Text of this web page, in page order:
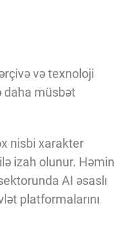
və texnoloji
daha müsbət
nisbi xarakter
izah olunur. Həmin
AI əsaslı
platformalarını